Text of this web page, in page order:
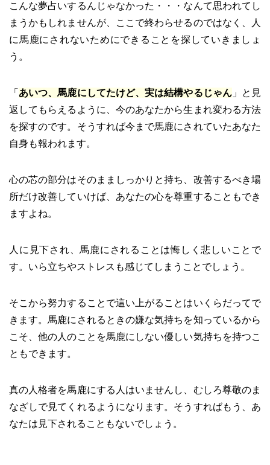
こんな夢占いするんじゃなかった・・・なんて思われてし
まうかもしれませんが、ここで終わらせるのではなく、人
に馬鹿にされないためにできることを探していきましょ
う。
「 あいつ、馬鹿にしてたけど、実は結構やるじゃん」と見
返してもらえるように、今のあなたから生まれ変わる方法
を探すのです。そうすれば今まで馬鹿にされていたあなた
自身も報われます。
心の芯の部分はそのまましっかりと持ち、改善するべき場
所だけ改善していけば、あなたの心を尊重することもでき
ますよね。
人に見下され、馬鹿にされることは悔しく悲しいことで
す。いら立ちやストレスも感じてしまうことでしょう。
そこから努力することで這い上がることはいくらだってで
きます。馬鹿にされるときの嫌な気持ちを知っているから
こそ、他の人のことを馬鹿にしない優しい気持ちを持つこ
ともできます。
真の人格者を馬鹿にする人はいませんし、むしろ尊敬のま
なざしで見てくれるようになります。そうすればもう、あ
なたは見下されることもないでしょう。